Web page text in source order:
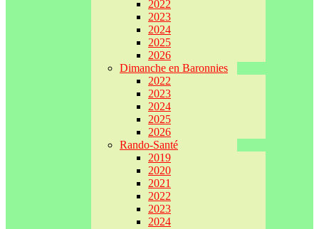
2022
2023
2024
2025
2026
Dimanche en Baronnies
2022
2023
2024
2025
2026
Rando-Santé
2019
2020
2021
2022
2023
2024